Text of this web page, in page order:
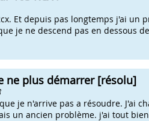
Et depuis pas longtemps j'ai un
je ne descend pas en dessous
ne plus démarrer [résolu]
je n'arrive pas a résoudre. J'ai
un ancien problème. j'ai tout